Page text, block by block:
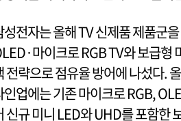
성전자는 올해 TV 신제품 제품군
마이크로 RGB TV와 보급형
전략으로 점유율 방어에 나섰다.
인업에는 기존 마이크로 RGB,
신규 미니 LED와 UHD를 포함한